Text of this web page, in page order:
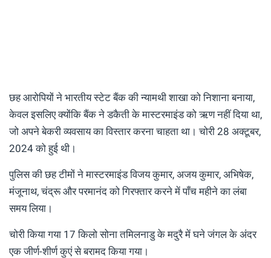
छह आरोपियों ने भारतीय स्टेट बैंक की न्यामथी शाखा को निशाना बनाया,
केवल इसलिए क्योंकि बैंक ने डकैती के मास्टरमाइंड को ऋण नहीं दिया था,
जो अपने बेकरी व्यवसाय का विस्तार करना चाहता था। चोरी 28 अक्टूबर,
2024 को हुई थी।
पुलिस की छह टीमों ने मास्टरमाइंड विजय कुमार, अजय कुमार, अभिषेक,
मंजूनाथ, चंद्रू और परमानंद को गिरफ्तार करने में पाँच महीने का लंबा
समय लिया।
चोरी किया गया 17 किलो सोना तमिलनाडु के मदुरै में घने जंगल के अंदर
एक जीर्ण-शीर्ण कुएं से बरामद किया गया।